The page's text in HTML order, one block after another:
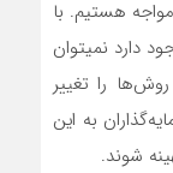
هستیم. با
دارد نمیتوان
را تغییر
به این
شوند.